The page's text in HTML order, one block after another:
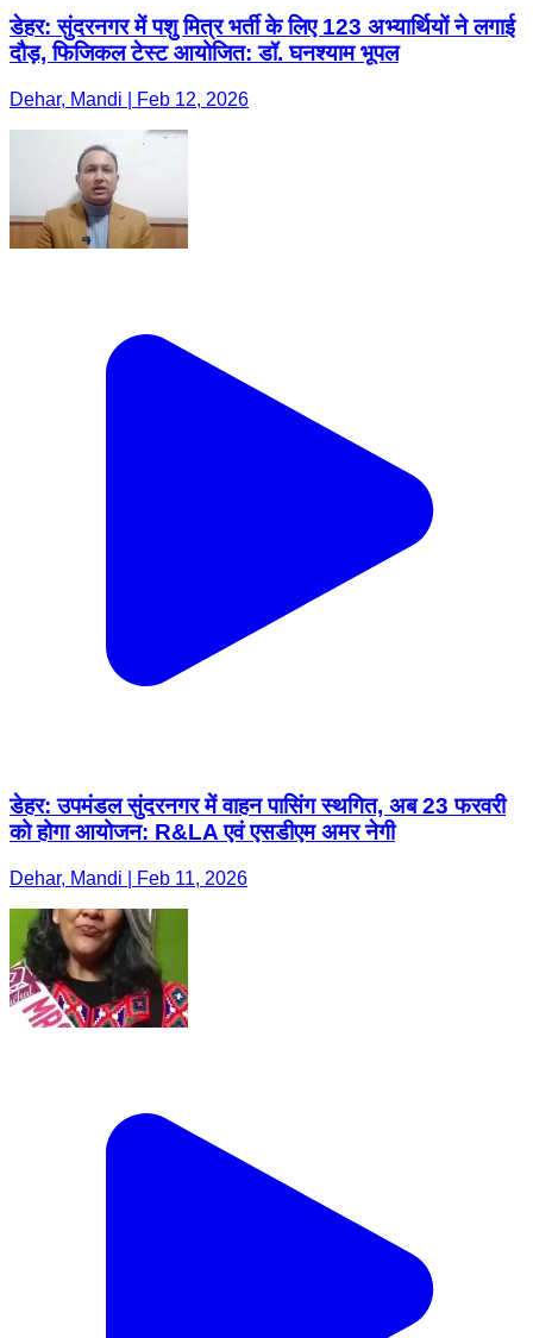
डेहर: सुंदरनगर में पशु मित्र भर्ती के लिए 123 अभ्यार्थियों ने लगाई
दौड़, फिजिकल टेस्ट आयोजित: डॉ. घनश्याम भूपल
Dehar, Mandi | Feb 12, 2026
डेहर: उपमंडल सुंदरनगर में वाहन पासिंग स्थगित, अब 23 फरवरी
को होगा आयोजन: R&LA एवं एसडीएम अमर नेगी
Dehar, Mandi | Feb 11, 2026